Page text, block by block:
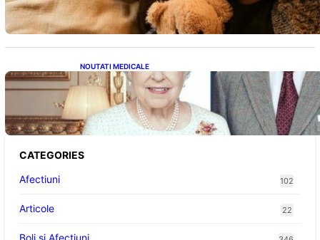
Sănătății
NOUTATI MEDICALE
Longevitatea în Rândul Celebrităților: Lecții
din Viața Prințului Philip și a Altora care Au
Fost Pe Punctul de a Împlini 100 de Ani
CATEGORIES
Afectiuni
102
Articole 22
Boli și Afecțiuni